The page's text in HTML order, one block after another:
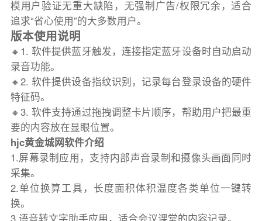
模用户验证无重大缺陷，无强制广告/权限冗余，适合
追求“省心使用”的大多数用户。
版本使用说明
🔸1. 软件提供蓝牙触发，连接指定蓝牙设备时自动启动
录音功能。
🔸2. 软件提供设备指纹识别，记录每台登录设备的硬件
特征码。
🔸3. 软件支持通过拖拽调整卡片顺序，帮助用户把最重
要的内容放在显眼位置。
hjc黄金城网软件介绍
1.屏幕录制应用，支持内部声音录制和摄像头画面同时
采集。
2.单位换算工具，长度面积体积温度各类单位一键转
换。